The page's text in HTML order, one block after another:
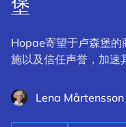
堡
Hopae寄望于卢森堡的
施以及信任声誉，加速
Lena Mårtensson